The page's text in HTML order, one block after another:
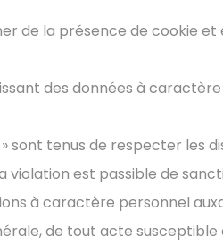
de la présence de cookie
des données à
tenus de respecter les
violation est passible de
à caractère personnel
de tout acte